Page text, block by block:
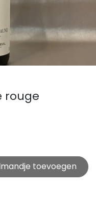
rouge
toevoegen